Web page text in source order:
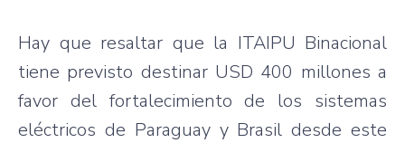
Hay que resaltar que la ITAIPU Binacional
tiene previsto destinar USD 400 millones a
favor del fortalecimiento de los sistemas
eléctricos de Paraguay y Brasil desde este